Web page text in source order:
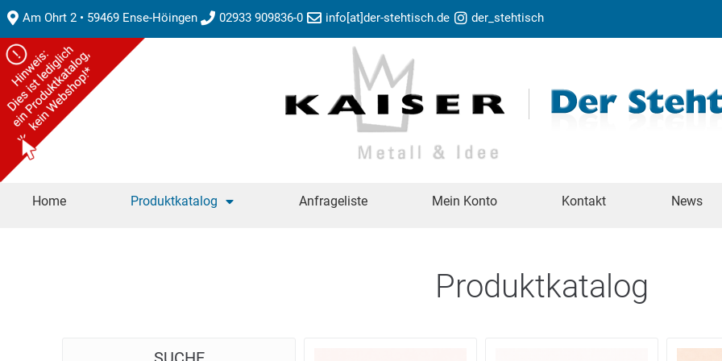
Am Ohrt 2 • 59469 Ense-Höingen 02933 909836-0 info[at]der-stehtisch.de der_stehtisch
Home Produktkatalog Anfrageliste Mein Konto Kontakt News
Produktkatalog